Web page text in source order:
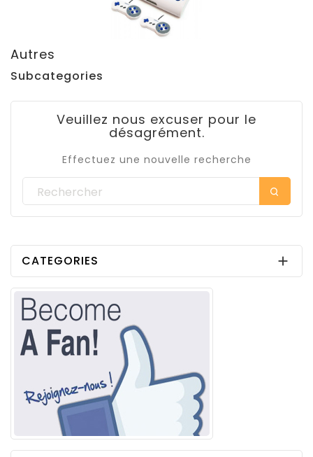
Autres
Subcategories
Veuillez nous excuser pour le
désagrément.
Effectuez une nouvelle recherche
CATEGORIES 